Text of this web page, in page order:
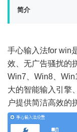
简介
手心输入法for win
效、无广告骚扰的
Win7、Win8、
大的智能输入引擎
户提供简洁高效的